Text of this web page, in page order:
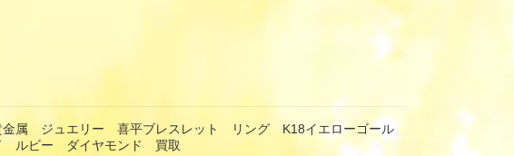
金属 ジュエリー 喜平ブレスレット リング K18イエローゴール
ルビー ダイヤモンド 買取